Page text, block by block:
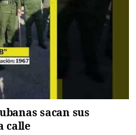
sacan sus
calle